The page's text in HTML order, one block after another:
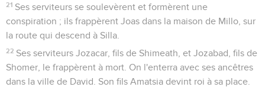
21 Ses serviteurs se soulevèrent et formèrent une
conspiration ; ils frappèrent Joas dans la maison de Millo, sur
la route qui descend à Silla.
22 Ses serviteurs Jozacar, fils de Shimeath, et Jozabad, fils de
Shomer, le frappèrent à mort. On l'enterra avec ses ancêtres
dans la ville de David. Son fils Amatsia devint roi à sa place.